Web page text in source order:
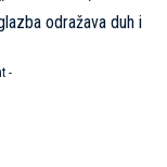
odražava duh i
-